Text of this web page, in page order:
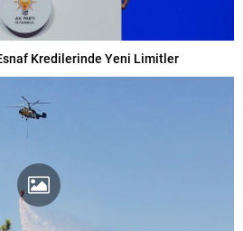
Kredilerinde Yeni Limitler